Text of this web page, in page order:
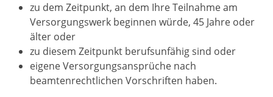
zu dem Zeitpunkt, an dem Ihre Teilnahme am
Versorgungswerk beginnen würde, 45 Jahre oder
älter oder
zu diesem Zeitpunkt berufsunfähig sind oder
eigene Versorgungsansprüche nach
beamtenrechtlichen Vorschriften haben.